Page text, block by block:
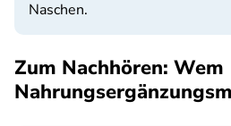
Naschen.
Zum Nachhören: Wem